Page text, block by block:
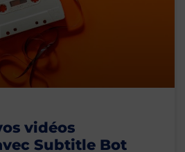
vidéos
Subtitle Bot